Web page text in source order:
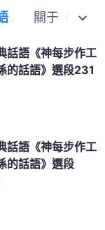
關于《聖經
話語《神每步作工
的話語》選段231
話語《神每步作工
的話語》選段